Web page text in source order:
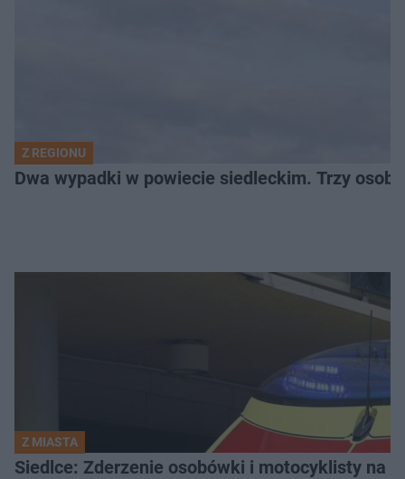
Z REGIONU
Dwa wypadki w powiecie siedleckim. Trzy
Z MIASTA
Siedlce: Zderzenie osobówki i motocyklisty na